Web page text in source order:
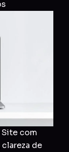
Site com
de